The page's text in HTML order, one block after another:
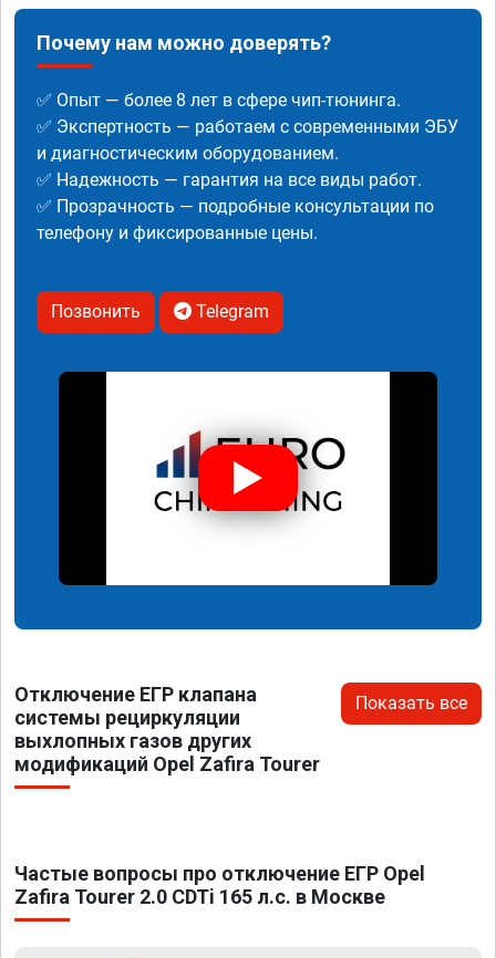
Почему нам можно доверять?
✅ Опыт — более 8 лет в сфере чип-тюнинга.
✅ Экспертность — работаем с современными ЭБУ
и диагностическим оборудованием.
✅ Надежность — гарантия на все виды работ.
✅ Прозрачность — подробные консультации по
телефону и фиксированные цены.
Позвонить Telegram
Отключение ЕГР клапана
системы рециркуляции
выхлопных газов других
модификаций Opel Zafira Tourer
Показать все
Частые вопросы про отключение ЕГР Opel
Zafira Tourer 2.0 CDTi 165 л.с. в Москве